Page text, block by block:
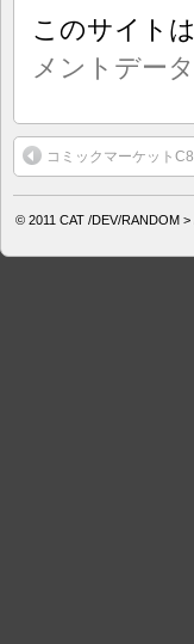
このサイト
メントデー
コミックマーケット
© 2011 CAT /DEV/RANDOM